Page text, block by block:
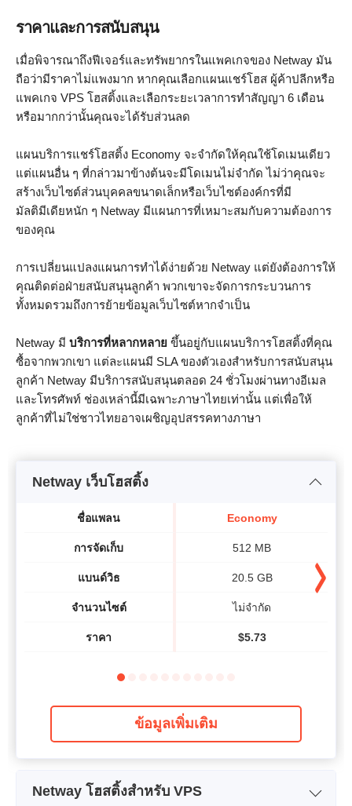
ราคาและการสนับสนุน
เมื่อพิจารณาถึงฟีเจอร์และทรัพยากรในแพคเกจของ Netway มัน
ถือว่ามีราคาไม่แพงมาก หากคุณเลือกแผนแชร์โฮส ผู้ค้าปลีกหรือ
แพคเกจ VPS โฮสติ้งและเลือกระยะเวลาการทำสัญญา 6 เดือน
หรือมากกว่านั้นคุณจะได้รับส่วนลด
แผนบริการแชร์โฮสติ้ง Economy จะจำกัดให้คุณใช้โดเมนเดียว
แต่แผนอื่น ๆ ที่กล่าวมาข้างต้นจะมีโดเมนไม่จำกัด ไม่ว่าคุณจะ
สร้างเว็บไซต์ส่วนบุคคลขนาดเล็กหรือเว็บไซต์องค์กรที่มี
มัลติมีเดียหนัก ๆ Netway มีแผนการที่เหมาะสมกับความต้องการ
ของคุณ
การเปลี่ยนแปลงแผนการทำได้ง่ายด้วย Netway แต่ยังต้องการให้
คุณติดต่อฝ่ายสนับสนุนลูกค้า พวกเขาจะจัดการกระบวนการ
ทั้งหมดรวมถึงการย้ายข้อมูลเว็บไซต์หากจำเป็น
Netway มี บริการที่หลากหลาย ขึ้นอยู่กับแผนบริการโฮสติ้งที่คุณ
ซื้อจากพวกเขา แต่ละแผนมี SLA ของตัวเองสำหรับการสนับสนุน
ลูกค้า Netway มีบริการสนับสนุนตลอด 24 ชั่วโมงผ่านทางอีเมล
และโทรศัพท์ ช่องเหล่านี้มีเฉพาะภาษาไทยเท่านั้น แต่เพื่อให้
ลูกค้าที่ไม่ใช่ชาวไทยอาจเผชิญอุปสรรคทางภาษา
Netway เว็บโฮสติ้ง
ชื่อแพลน
การจัดเก็บ
แบนด์วิธ​
จำนวนไซต์
ราคา
Economy
512 MB
20.5 GB
ไม่จำกัด
$5.73
ข้อมูลเพิ่มเติม
Netway โฮสติ้งสำหรับ VPS